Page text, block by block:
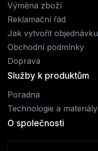
Výměna zboží
Reklamační řád
Jak vytvořit objednávku
Obchodní podmínky
Doprava
Služby k produktům
Poradna
Technologie a materiály
O společnosti